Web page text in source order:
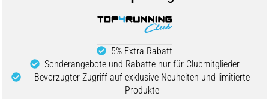
dahinter?
In
5% Extra-Rabatt
Sonderangebote und Rabatte nur für Clubmitglieder
Bevorzugter Zugriff auf exklusive Neuheiten und limitierte
Produkte